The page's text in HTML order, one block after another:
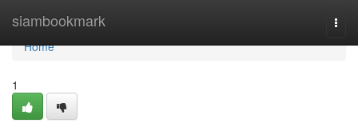
siambookmark
Home
Home
1